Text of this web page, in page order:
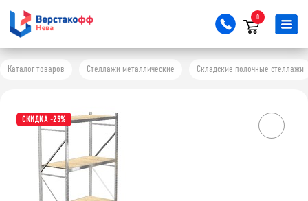
0
Каталог товаров Стеллажи металлические Складские полочные стеллажи
СКИДКА -25%